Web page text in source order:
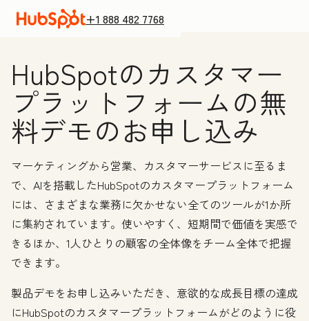
+1 888 482 7768
HubSpotのカスタマー
プラットフォームの無
料デモのお申し込み
マーケティングから営業、カスタマーサービスに至るま
で、AIを搭載したHubSpotのカスタマープラットフォーム
には、さまざまな業務に欠かせない全てのツールが1か所
に集約されています。 使いやすく、短期間で価値を実感で
きるほか、1人ひとりの顧客の全体像をチーム全体で把握
できます。
製品デモをお申し込みいただき、意欲的な成長目標の達成
にHubSpotのカスタマープラットフォームがどのように役